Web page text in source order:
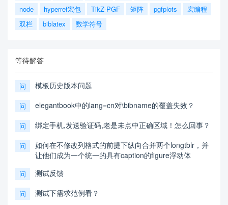
node
hyperref宏包 TikZ-PGF 矩阵 pgfplots
宏编程
双栏
biblatex 数学符号
等待解答
问 模板历史版本问题
问 elegantbook中的lang=cn对\bibname的覆盖失效？
问 绑定手机,发送验证码,老是未点中正确区域！怎么回事？
问
如何在不修改列格式的前提下纵向合并两个longtblr，并
让他们成为一个统一的具有caption的figure浮动体
问 测试反馈
问 测试下需求范例看？